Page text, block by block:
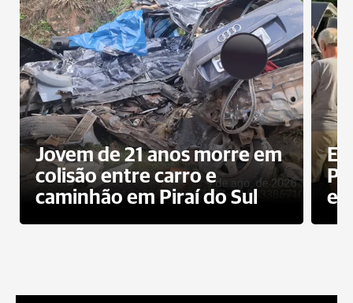
Jovem de 21 anos morre em
colisão entre carro e
caminhão em Piraí do Sul